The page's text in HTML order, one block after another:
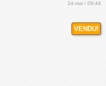
24-mai / 09:44
VENDU!